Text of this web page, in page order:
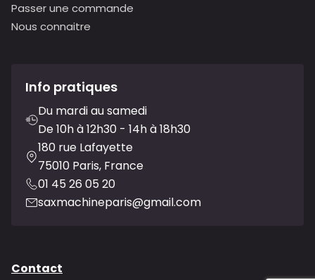
Passer une commande
Nous connaitre
Info pratiques
Du mardi au samedi
De 10h à 12h30 - 14h à 18h30
180 rue Lafayette
75010 Paris, France
01 45 26 05 20
saxmachineparis@gmail.com
Contact